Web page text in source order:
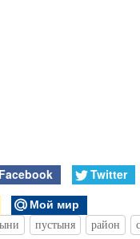
Facebook
Twitter
Мой мир
пустыня район